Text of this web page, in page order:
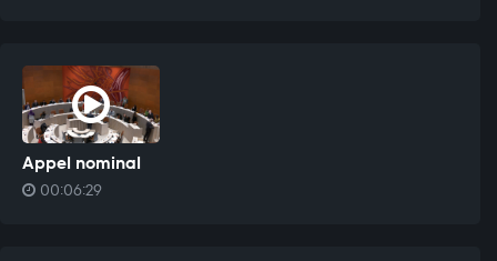
Appel nominal
00:06:29